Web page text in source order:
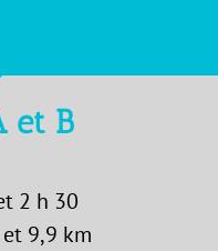
et B
2 h 30
9,9 km